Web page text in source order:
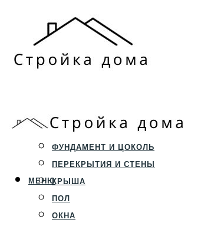
СТРОИТЕЛЬСТВО
ФУНДАМЕНТ И ЦОКОЛЬ
ПЕРЕКРЫТИЯ И СТЕНЫ
КРЫША
ПОЛ
ОКНА
МЕНЮ